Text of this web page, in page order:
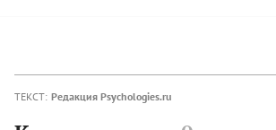
ТЕКСТ: Редакция Psychologies.ru